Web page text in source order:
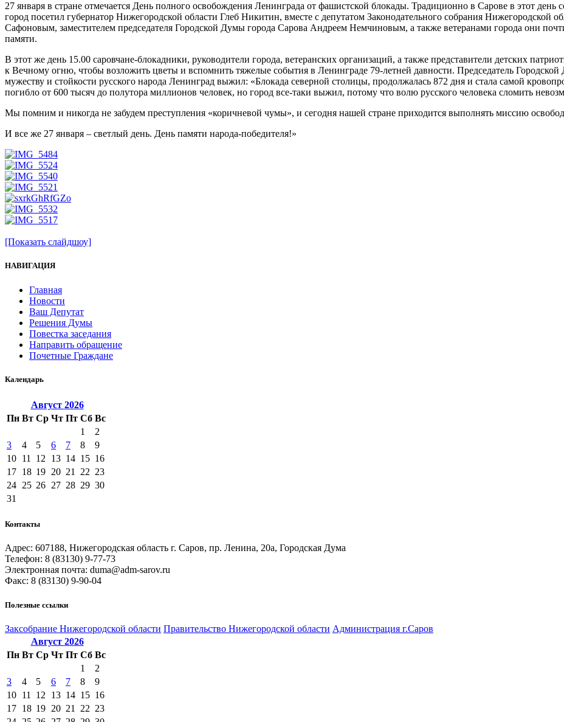
27 января в стране отмечается День полного освобождения Ленинграда от фашистской блокады. Традиционно в Сарове в этот
город посетил губернатор Нижегородской области Глеб Никитин, вместе с депутатом Законодательного собрания
Сафоновым, заместителем председателя Городской Думы города Сарова Андреем Немчиновым, а также ветеранами города они
памяти.
В этот же день 15.00 саровчане-блокадники, руководители города, ветеранских организаций, а также представители детских
к Вечному огню, чтобы возложить цветы и вспомнить тяжелые события в Ленинграде 79-летней давности. Председатель
мужеству и стойкости русского народа Ленинград выжил: «Блокада северной столицы, продолжалась 872 дня и стала самой
погибло от 600 тысяч до полутора миллионов человек, но город все-таки выжил, потому что волю русского человека сломить
Мы помним и никогда не забудем преступления «коричневой чумы», и сегодня нашей стране приходится выполнять миссию
И все же 27 января – светлый день. День памяти народа-победителя!»
[Показать слайдшоу]
НАВИГАЦИЯ
Главная
Новости
Ваш Депутат
Решения Думы
Повестка заседания
Направить обращение
Почетные Граждане
Календарь
Август 2026
Пн Вт Ср Чт Пт Сб Вс
1
2
3
4 5 6 7 8
9
10 11 12 13 14 15 16
17 18 19 20 21 22 23
24 25 26 27 28 29 30
31
Контакты
Адрес: 607188, Нижегородская область г. Саров, пр. Ленина, 20а, Городская Дума
Телефон: 8 (83130) 9-77-73
Электронная почта: duma@adm-sarov.ru
Факс: 8 (83130) 9-90-04
Полезные ссылки
Закcобрание Нижегородской области Правительство Нижегородской области Администрация г.Саров
Август 2026
Пн Вт Ср Чт Пт Сб Вс
1
2
3
4 5 6 7 8
9
10 11 12 13 14 15 16
17 18 19 20 21 22 23